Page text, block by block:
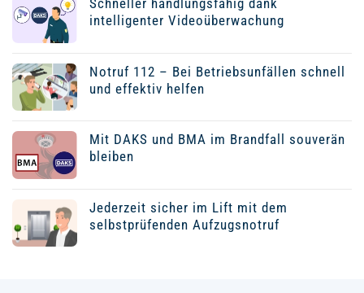
Schneller handlungsfähig dank
intelligenter Videoüberwachung
Notruf 112 – Bei Betriebsunfällen schnell
und effektiv helfen
Mit DAKS und BMA im Brandfall souverän
bleiben
Jederzeit sicher im Lift mit dem
selbstprüfenden Aufzugsnotruf